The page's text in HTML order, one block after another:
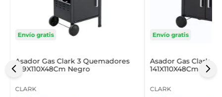
Envío gratis
Asador Gas Clark 3 Quemadores
109X110X48Cm Negro
CLARK
Envío gratis
Asador Gas Clark 4
141X110X48Cm
CLARK